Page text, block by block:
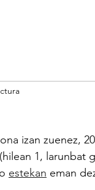
izan zuenez,
1, larunbat
estekan eman